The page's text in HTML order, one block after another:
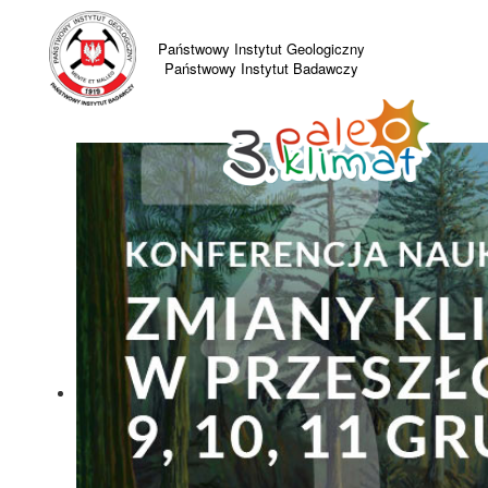
Państwowy Instytut Geologiczny
Państwowy Instytut Badawczy